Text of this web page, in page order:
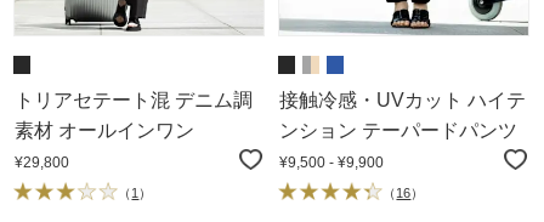
トリアセテート混 デニム調
素材 オールインワン
¥29,800
（ 1 ）
接触冷感・UVカット ハイテ
ンション テーパードパンツ
¥9,500 - ¥9,900
（ 16）